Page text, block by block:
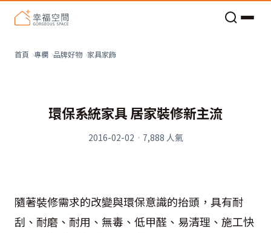
首頁 專欄 品牌好物 家具家飾
環保系統家具 居家裝修新主流
2016-02-02 · 7,888 人氣
隨著裝修需求的改變與環保意識的抬頭，具有耐
刮、耐磨、耐用、無毒、低甲醛、易清理、施工快